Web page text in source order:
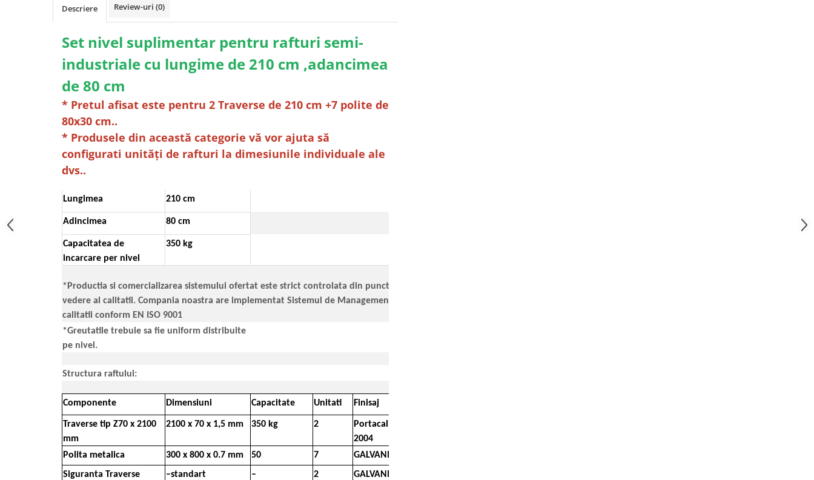
Descriere Review-uri (0)
Set nivel suplimentar pentru rafturi semi-
industriale cu lungime de 210 cm ,adancimea
de 80 cm
* Pretul afisat este pentru 2 Traverse de 210 cm +7 polite de
80x30 cm..
* Produsele din această categorie vă vor ajuta să
configurati unități de rafturi la dimesiunile individuale ale
dvs..
Lungimea 210 cm
Adincimea 80 cm
Capacitatea de
incarcare per nivel
350 kg
*Productia si comercializarea sistemului ofertat este strict controlata din punct de
vedere al calitatii. Compania noastra are implementat Sistemul de Management al
calitatii conform EN ISO 9001
*Greutatile trebuie sa fie uniform distribuite
pe nivel.
Structura raftului:
Componente Dimensiuni Capacitate Unitati Finisaj
Traverse tip Z70 x 2100
mm
2100 x 70 x 1,5 mm 350 kg 2
Portacaliu RAL
2004
Polita metalica
300 x 800 x 0.7 mm 50 7
GALVANIZATA
Siguranta Traverse
–standart – 2 GALVANIZATA